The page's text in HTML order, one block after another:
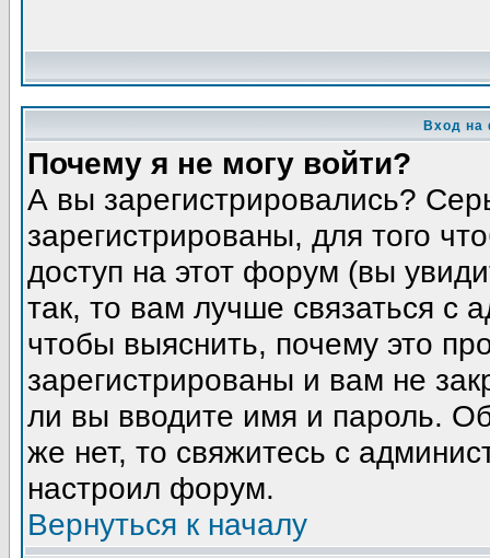
Вход на
Почему я не могу войти?
А вы зарегистрировались?
зарегистрированы, для того
доступ на этот форум (вы
так, то вам лучше связаться с
чтобы выяснить, почему это
зарегистрированы и вам не
ли вы вводите имя и пароль.
же нет, то свяжитесь с
настроил форум.
Вернуться к началу